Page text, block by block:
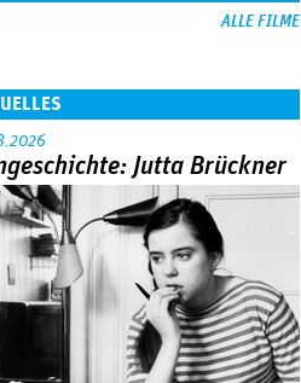
ALLE FILME
Jutta Brückner